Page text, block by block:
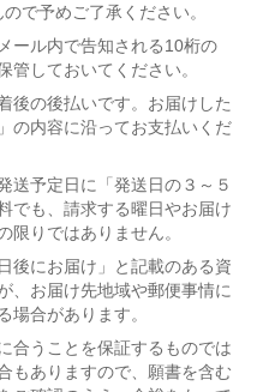
で予めご了承ください。
ール内で告知される10桁の
管しておいてください。
後の後払いです。お届けした
の内容に沿ってお支払いくだ
送予定日に「発送日の３～５
でも、請求する曜日やお届け
限りではありません。
後にお届け」と記載のある資
、お届け先地域や郵便事情に
場合があります。
合うことを保証するものでは
もありますので、願書を含む